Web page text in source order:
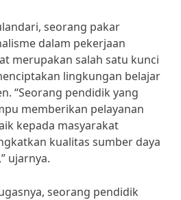
seorang pakar
dalam pekerjaan
merupakan salah satu kunci
lingkungan belajar
“Seorang pendidik yang
memberikan pelayanan
kepada masyarakat
kualitas sumber daya
ujarnya.
seorang pendidik